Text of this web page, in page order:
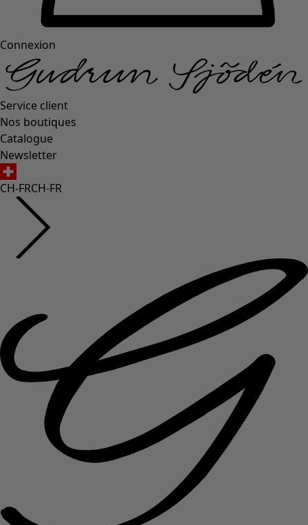
Connexion
Service client
Nos boutiques
Catalogue
Newsletter
CH-FRCH-FR